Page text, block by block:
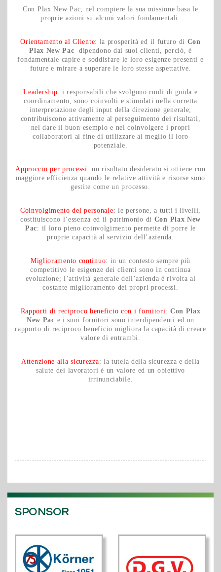
Con Plax New Pac, nel compiere la sua missione basa le
proprie azioni su alcuni valori fondamentali.
Orientamento al Cliente: la prosperità ed il futuro di Con
Plax New Pac dipendono dai suoi clienti, perciò, è
fondamentale capire e soddisfare le loro esigenze presenti e
future e mirare a superare le loro stesse aspettative.
Leadership: i responsabili che svolgono ruoli di guida e
coordinamento, sono coinvolti e stimolati nella corretta
interpretazione degli input della direzione generale;
contribuiscono attivamente al perseguimento dei risultati,
nel dare il buon esempio e nel coinvolgere i propri
collaboratori al fine di utilizzare al meglio il loro
potenziale.
Approccio per processi: un risultato desiderato si ottiene con
maggiore efficienza quando le relative attività e risorse sono
gestite come un processo.
Coinvolgimento del personale: le persone, a tutti i livelli,
costituiscono l’essenza ed il patrimonio di Con Plax New
Pac: il loro pieno coinvolgimento permette di porre le
proprie capacità al servizio dell’azienda.
Miglioramento continuo: in un contesto sempre più
competitivo le esigenze dei clienti sono in continua
evoluzione; l’attività generale dell’azienda è rivolta al
costante miglioramento dei propri processi.
Rapporti di reciproco beneficio con i fornitori: Con Plax
New Pac e i suoi fornitori sono interdipendenti ed un
rapporto di reciproco beneficio migliora la capacità di creare
valore di entrambi.
Attenzione alla sicurezza: la tutela della sicurezza e della
salute dei lavoratori é un valore ed un obiettivo
irrinunciabile.
SPONSOR